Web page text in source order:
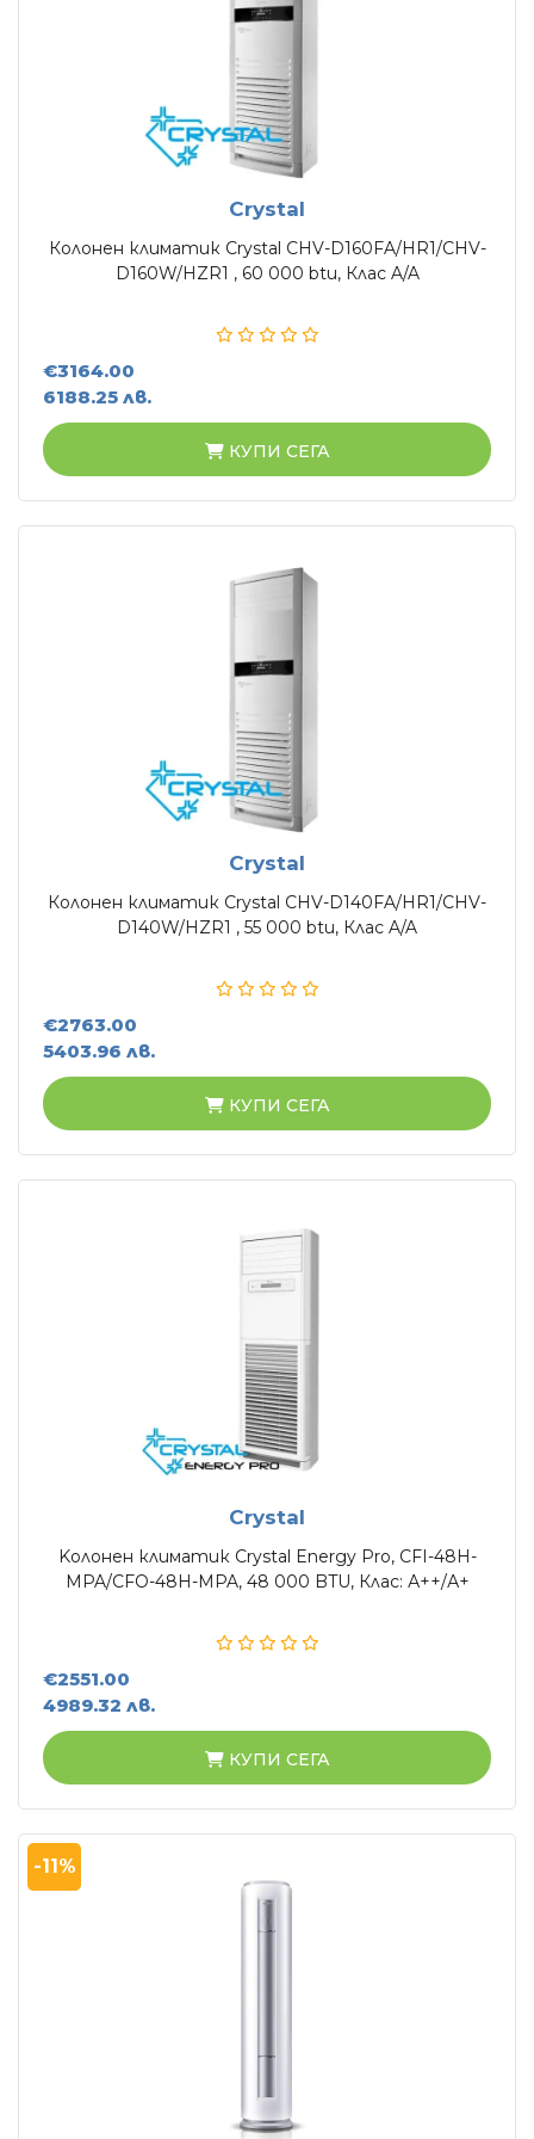
Касетъчни климатици
КОНВЕКТОРИ
Стенни конвектори
Лъчисти конвектори
Стъклени конвектори
БОЙЛЕРИ
Вертикални бойлери
ТЕРМОПОМПИ
Термопомпи въздух - вода
ГРИЖА ЗА ВЪЗДУХА
Влагоуловители
АКСЕСОАРИ
Crystal
Колонен климатик Crystal CHV-D160FA/HR1/CHV-
D160W/HZR1 , 60 000 btu, Клас A/A
€3164.00
6188.25 лв.
КУПИ СЕГА
Crystal
Колонен климатик Crystal CHV-D140FA/HR1/CHV-
D140W/HZR1 , 55 000 btu, Клас A/A
€2763.00
5403.96 лв.
КУПИ СЕГА
Crystal
Kолонен климатик Crystal Energy Pro, CFI-48H-
MPA/CFO-48H-MPA, 48 000 BTU, Клас: А++/А+
€2551.00
4989.32 лв.
КУПИ СЕГА
-11%